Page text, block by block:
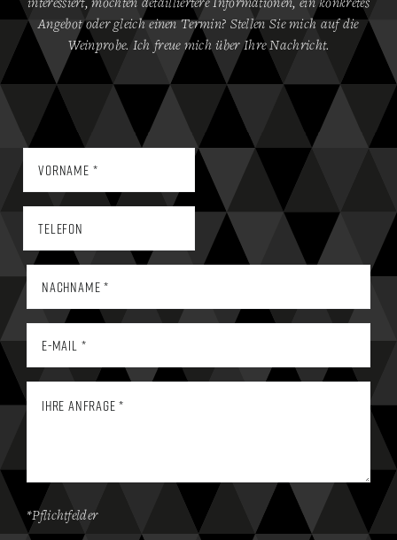
Angebot oder gleich einen Termin? Stellen Sie mich auf die
Weinprobe. Ich freue mich über Ihre Nachricht.
*Pflichtfelder